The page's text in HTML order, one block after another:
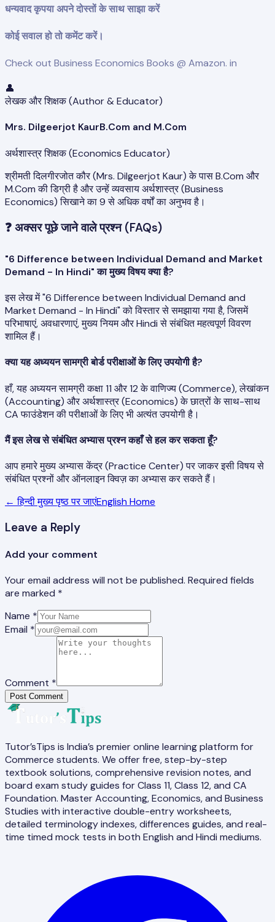
धन्यवाद कृपया अपने दोस्तों के साथ साझा करें
कोई सवाल हो तो कमेंट करें।
Check out Business Economics Books @ Amazon. in
👤
लेखक और शिक्षक (Author & Educator)
Mrs. Dilgeerjot KaurB.Com and M.Com
अर्थशास्त्र शिक्षक (Economics Educator)
श्रीमती दिलगीरजोत कौर (Mrs. Dilgeerjot Kaur) के पास B.Com और
M.Com की डिग्री है और उन्हें व्यवसाय अर्थशास्त्र (Business
Economics) सिखाने का 9 से अधिक वर्षों का अनुभव है।
❓ अक्सर पूछे जाने वाले प्रश्न (FAQs)
"6 Difference between Individual Demand and Market
Demand - In Hindi" का मुख्य विषय क्या है?
इस लेख में "6 Difference between Individual Demand and
Market Demand - In Hindi" को विस्तार से समझाया गया है, जिसमें
परिभाषाएं, अवधारणाएं, मुख्य नियम और Hindi से संबंधित महत्वपूर्ण विवरण
शामिल हैं।
क्या यह अध्ययन सामग्री बोर्ड परीक्षाओं के लिए उपयोगी है?
हाँ, यह अध्ययन सामग्री कक्षा 11 और 12 के वाणिज्य (Commerce), लेखांकन
(Accounting) और अर्थशास्त्र (Economics) के छात्रों के साथ-साथ
CA फाउंडेशन की परीक्षाओं के लिए भी अत्यंत उपयोगी है।
मैं इस लेख से संबंधित अभ्यास प्रश्न कहाँ से हल कर सकता हूँ?
आप हमारे मुख्य अभ्यास केंद्र (Practice Center) पर जाकर इसी विषय से
संबंधित प्रश्नों और ऑनलाइन क्विज़ का अभ्यास कर सकते हैं।
← हिन्दी मुख्य पृष्ठ पर जाएंEnglish Home
Leave a Reply
Add your comment
Your email address will not be published. Required fields
are marked *
Name *
Email *
Comment *
Post Comment
Tutor’sTips is India’s premier online learning platform for
Commerce students. We offer free, step-by-step
textbook solutions, comprehensive revision notes, and
board exam study guides for Class 11, Class 12, and CA
Foundation. Master Accounting, Economics, and Business
Studies with interactive double-entry worksheets,
detailed terminology indexes, differences guides, and real-
time timed mock tests in both English and Hindi mediums.